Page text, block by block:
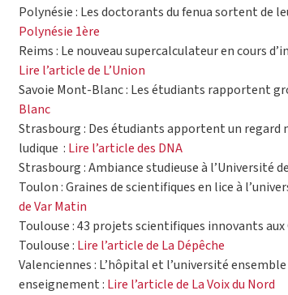
Polynésie : Les doctorants du fenua sortent de
Polynésie 1ère
Reims : Le nouveau supercalculateur en cours
Lire l’article de L’Union
Savoie Mont-Blanc : Les étudiants rapportent
Blanc
Strasbourg : Des étudiants apportent un regard
ludique : Lire l’article des DNA
Strasbourg : Ambiance studieuse à l’Université
Toulon : Graines de scientifiques en lice à
de Var Matin
Toulouse : 43 projets scientifiques innovants aux
Toulouse : Lire l’article de La Dépêche
Valenciennes : L’hôpital et l’université
enseignement : Lire l’article de La Voix du Nord